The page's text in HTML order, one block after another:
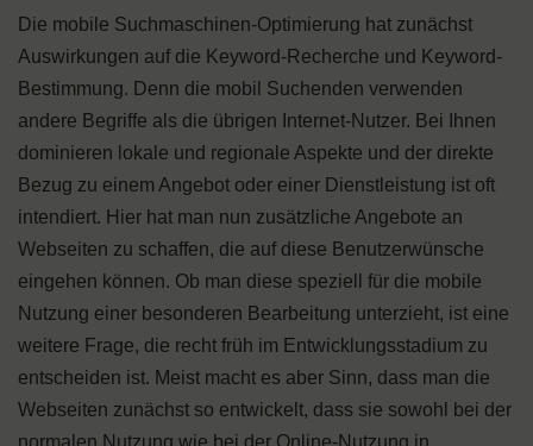
Die mobile Suchmaschinen-Optimierung hat zunächst
Auswirkungen auf die Keyword-Recherche und Keyword-
Bestimmung. Denn die mobil Suchenden verwenden
andere Begriffe als die übrigen Internet-Nutzer. Bei Ihnen
dominieren lokale und regionale Aspekte und der direkte
Bezug zu einem Angebot oder einer Dienstleistung ist oft
intendiert. Hier hat man nun zusätzliche Angebote an
Webseiten zu schaffen, die auf diese Benutzerwünsche
eingehen können. Ob man diese speziell für die mobile
Nutzung einer besonderen Bearbeitung unterzieht, ist eine
weitere Frage, die recht früh im Entwicklungsstadium zu
entscheiden ist. Meist macht es aber Sinn, dass man die
Webseiten zunächst so entwickelt, dass sie sowohl bei der
normalen Nutzung wie bei der Online-Nutzung in